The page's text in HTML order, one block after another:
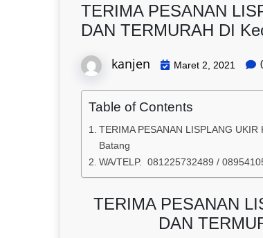
TERIMA PESANAN
DAN TERMURAH DI
kanjen Maret 2, 2021
Table of Contents
TERIMA PESANAN LISPLANG UKIR
Batang
WA/TELP. 081225732489 /
TERIMA PESANAN
DAN